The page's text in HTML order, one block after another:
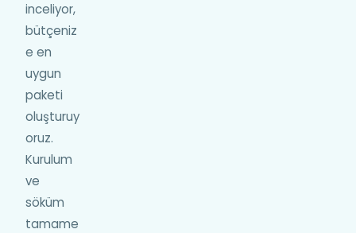
inceliyor,
bütçeniz
e en
uygun
paketi
oluşturuy
oruz.
Kurulum
ve
söküm
tamame